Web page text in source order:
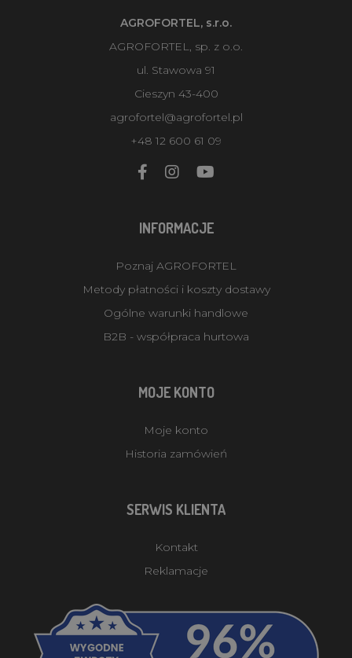
AGROFORTEL, s.r.o.
AGROFORTEL, sp. z o.o.
ul. Stawowa 91
Cieszyn 43-400
agrofortel@agrofortel.pl
+48 12 600 61 09
INFORMACJE
Poznaj AGROFORTEL
Metody płatności i koszty dostawy
Ogólne warunki handlowe
B2B - współpraca hurtowa
MOJE KONTO
Moje konto
Historia zamówień
SERWIS KLIENTA
Kontakt
Reklamacje